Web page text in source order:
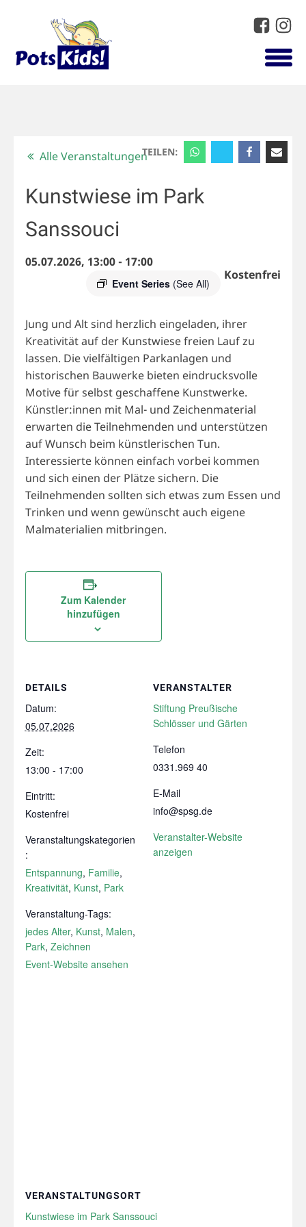
TEILEN:
Alle Veranstaltungen
Kunstwiese im Park
Sanssouci
05.07.2026, 13:00- 17:00
Event Series (See All)
Kostenfrei
Jung und Alt sind herzlich eingeladen, ihrer
Kreativität auf der Kunstwiese freien Lauf zu
lassen. Die vielfältigen Parkanlagen und
historischen Bauwerke bieten eindrucksvolle
Motive für selbst geschaffene Kunstwerke.
Künstler:innen mit Mal- und Zeichenmaterial
erwarten die Teilnehmenden und unterstützen
auf Wunsch beim künstlerischen Tun.
Interessierte können einfach vorbei kommen
und sich einen der Plätze sichern. Die
Teilnehmenden sollten sich etwas zum Essen und
Trinken und wenn gewünscht auch eigene
Malmaterialien mitbringen.
Zum Kalender
hinzufügen
DETAILS
Datum:
05.07.2026
Zeit:
13:00 - 17:00
Eintritt:
Kostenfrei
Veranstaltungskategorien
:
Entspannung, Familie,
Kreativität, Kunst, Park
Veranstaltung-Tags:
jedes Alter, Kunst, Malen,
Park, Zeichnen
Event-Website ansehen
VERANSTALTER
Stiftung Preußische
Schlösser und Gärten
Telefon
0331.969 40
E-Mail
info@spsg.de
Veranstalter-Website
anzeigen
VERANSTALTUNGSORT
Kunstwiese im Park Sanssouci